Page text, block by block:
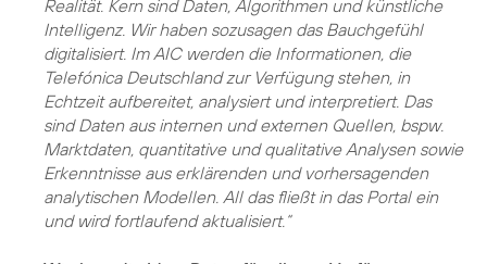
Realität. Kern sind Daten, Algorithmen und künstliche
Intelligenz. Wir haben sozusagen das Bauchgefühl
digitalisiert. Im AIC werden die Informationen, die
Telefónica Deutschland zur Verfügung stehen, in
Echtzeit aufbereitet, analysiert und interpretiert. Das
sind Daten aus internen und externen Quellen, bspw.
Marktdaten, quantitative und qualitative Analysen sowie
Erkenntnisse aus erklärenden und vorhersagenden
analytischen Modellen. All das fließt in das Portal ein
und wird fortlaufend aktualisiert.“